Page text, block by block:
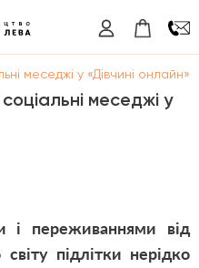
меседжі у «Дівчині онлайн»
меседжі у
і переживаннями від
підлітки нерідко